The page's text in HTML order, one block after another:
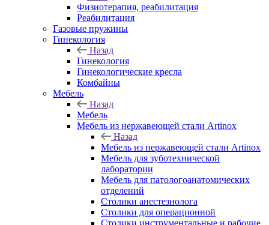
Физиотерапия, реабилитация
Реабилитация
Газовые пружины
Гинекология
Назад
Гинекология
Гинекологические кресла
Комбайны
Мебель
Назад
Мебель
Мебель из нержавеющей стали Artinox
Назад
Мебель из нержавеющей стали Artinox
Мебель для зуботехнической
лаборатории
Мебель для патологоанатомических
отделений
Столики анестезиолога
Столики для операционной
Столики инструментальные и рабочие